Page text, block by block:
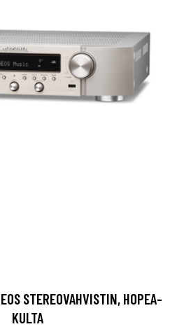
STEREOVAHVISTIN, HOPEA-
KULTA